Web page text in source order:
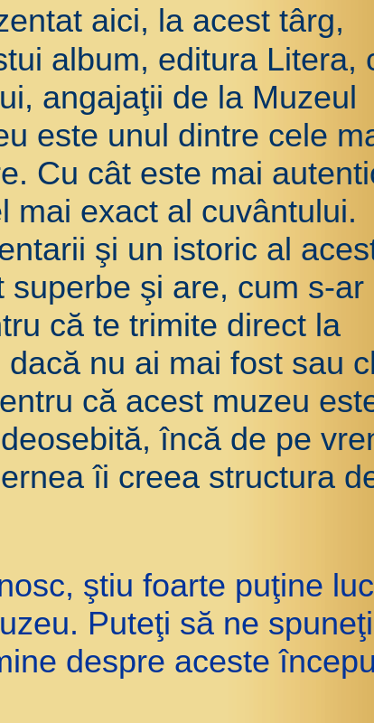
aici, la acest târg,
album, editura Litera,
angajaţii de la Muzeul
este unul dintre cele
Cu cât este mai
mai exact al cuvântului.
şi un istoric al
şi are, cum s-ar
că te trimite direct la
nu ai mai fost sau
că acest muzeu
încă de pe
îi creea structura
ştiu foarte puţine
Puteţi să ne
despre aceste